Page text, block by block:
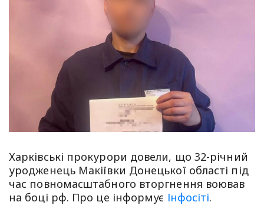
Харківські прокурори довели, що 32-річний
уродженець Макіївки Донецької області під
час повномасштабного вторгнення воював
на боці рф. Про це інформує Інфосіті.